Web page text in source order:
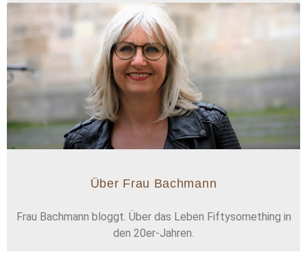
Über Frau Bachmann
Frau Bachmann bloggt. Über das Leben Fiftysomething in
den 20er-Jahren.